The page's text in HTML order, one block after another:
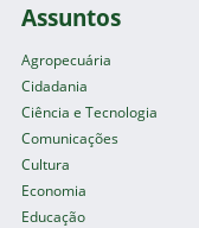
Assuntos
Agropecuária
Cidadania
Ciência e Tecnologia
Comunicações
Cultura
Economia
Educação